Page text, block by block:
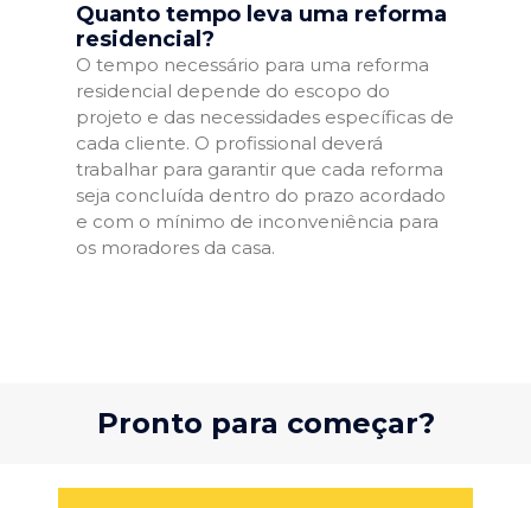
Quanto tempo leva uma reforma
residencial?
O tempo necessário para uma reforma
residencial depende do escopo do
projeto e das necessidades específicas de
cada cliente. O profissional deverá
trabalhar para garantir que cada reforma
seja concluída dentro do prazo acordado
e com o mínimo de inconveniência para
os moradores da casa.
Pronto para começar?